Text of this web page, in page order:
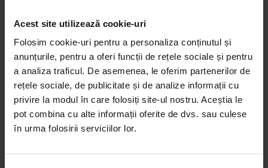
Acest site utilizează cookie-uri
Folosim cookie-uri pentru a personaliza conținutul și
anunțurile, pentru a oferi funcții de rețele sociale și pentru
a analiza traficul. De asemenea, le oferim partenerilor de
rețele sociale, de publicitate și de analize informații cu
privire la modul în care folosiți site-ul nostru. Aceștia le
pot combina cu alte informații oferite de dvs. sau culese
în urma folosirii serviciilor lor.
Reduceri!
DoR #37 – Toamnă 2019
30,00lei 25,00lei